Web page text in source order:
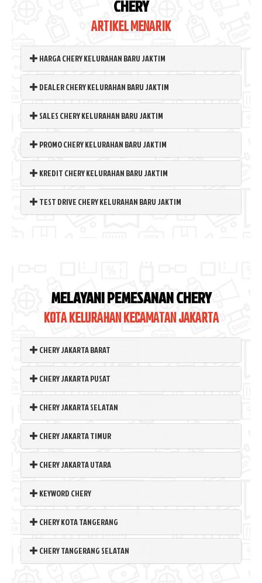
CHERY
ARTIKEL MENARIK
HARGA CHERY KELURAHAN BARU JAKTIM
DEALER CHERY KELURAHAN BARU JAKTIM
SALES CHERY KELURAHAN BARU JAKTIM
PROMO CHERY KELURAHAN BARU JAKTIM
KREDIT CHERY KELURAHAN BARU JAKTIM
TEST DRIVE CHERY KELURAHAN BARU JAKTIM
MELAYANI PEMESANAN CHERY
KOTA KELURAHAN KECAMATAN JAKARTA
CHERY JAKARTA BARAT
CHERY JAKARTA PUSAT
CHERY JAKARTA SELATAN
CHERY JAKARTA TIMUR
CHERY JAKARTA UTARA
KEYWORD CHERY
CHERY KOTA TANGERANG
CHERY TANGERANG SELATAN